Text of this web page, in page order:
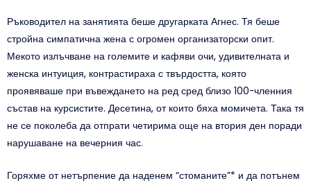
Ръководител на занятията беше другарката Агнес. Тя беше
стройна симпатична жена с огромен организаторски опит.
Мекото излъчване на големите и кафяви очи, удивителната и
женска интуиция, контрастираха с твърдостта, която
проявяваше при въвеждането на ред сред близо 100-членния
състав на курсистите. Десетина, от които бяха момичета. Така тя
не се поколеба да отпрати четирима още на втория ден поради
нарушаване на вечерния час.
Горяхме от нетърпение да наденем “стоманите”* и да потънем